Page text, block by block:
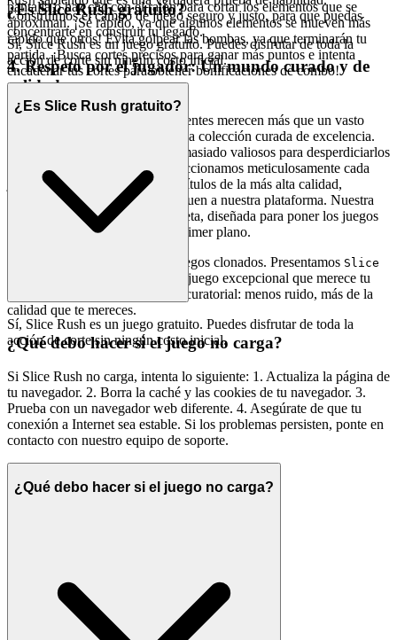
Construimos el campo de juego seguro y justo, para que puedas
concentrarte en construir tu legado.
4. Respeto por el jugador: Un mundo curado y de
calidad
Creemos que los jugadores exigentes merecen más que un vasto
océano de opciones; merecen una colección curada de excelencia.
Tu tiempo e inteligencia son demasiado valiosos para desperdiciarlos
en experiencias mediocres. Seleccionamos meticulosamente cada
juego, asegurando que solo los títulos de la más alta calidad,
innovación y pura diversión lleguen a nuestra plataforma. Nuestra
interfaz es limpia, rápida y discreta, diseñada para poner los juegos
en sí, y tu disfrute de ellos, en primer plano.
Aquí no encontrarás miles de juegos clonados. Presentamos Slice
porque creemos que es un juego excepcional que merece tu
tiempo. Esa es nuestra promesa curatorial: menos ruido, más de la
calidad que te mereces.
pantalla o haz clic con el ratón para cortar los elementos que se
aproximan. ¡Sé rápido, ya que algunos elementos se mueven más
rápido que otros! Evita golpear las bombas, ya que terminarán tu
partida. ¡Busca cortes precisos para ganar más puntos e intenta
encadenar tus cortes para obtener bonificaciones de combo!
¿Es Slice Rush gratuito?
Sí, Slice Rush es un juego gratuito. Puedes disfrutar de toda la
acción de corte sin ningún costo inicial.
¿Es Slice Rush gratuito?
Sí, Slice Rush es un juego gratuito. Puedes disfrutar de toda la
acción de corte sin ningún costo inicial.
¿Qué debo hacer si el juego no carga?
Si Slice Rush no carga, intenta lo siguiente: 1. Actualiza la página de
tu navegador. 2. Borra la caché y las cookies de tu navegador. 3.
Prueba con un navegador web diferente. 4. Asegúrate de que tu
conexión a Internet sea estable. Si los problemas persisten, ponte en
contacto con nuestro equipo de soporte.
¿Qué debo hacer si el juego no carga?